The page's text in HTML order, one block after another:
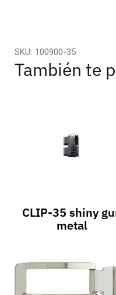
SKU: 100900-35
También te
CLIP-35 shiny
metal